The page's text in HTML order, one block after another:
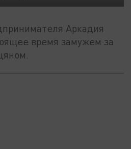
Аркадия
время замужем за